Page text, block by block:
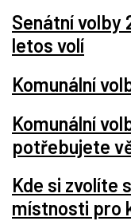
Senátní volby
letos volí
Komunální
Komunální
potřebujete
Kde si zvolíte
místnosti pro